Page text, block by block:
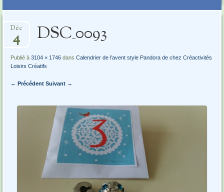
au
contenu
DSC_0093
Déc
4
Publié à3104 × 1746 dansCalendrier de l’avent style Pandora de chez Créactivités
Loisirs Créatifs
← Précédent Suivant →